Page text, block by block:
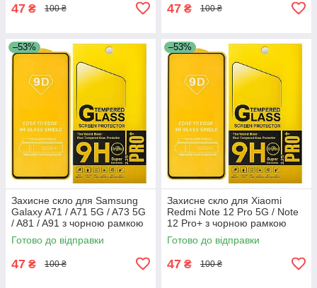
47 ₴ 100 ₴ 47 ₴ 100 ₴
–53%
Захисне скло для Samsung
Galaxy A71 / A71 5G / A73 5G
/ A81 / A91 з чорною рамкою
Готово до відправки
47 ₴ 100 ₴
–53%
Захисне скло для Xiaomi
Redmi Note 12 Pro 5G / Note
12 Pro+ з чорною рамкою
Готово до відправки
47 ₴ 100 ₴